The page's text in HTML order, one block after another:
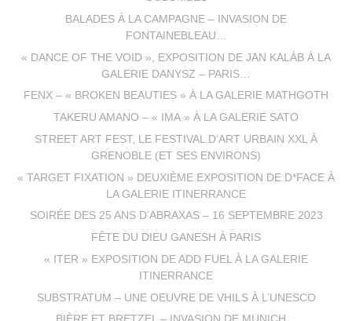
BALADES À LA CAMPAGNE – INVASION DE
FONTAINEBLEAU…
« DANCE OF THE VOID », EXPOSITION DE JAN KALÁB À LA
GALERIE DANYSZ – PARIS…
FENX – « BROKEN BEAUTIES » À LA GALERIE MATHGOTH
TAKERU AMANO – « IMA » À LA GALERIE SATO
STREET ART FEST, LE FESTIVAL D’ART URBAIN XXL À
GRENOBLE (ET SES ENVIRONS)
« TARGET FIXATION » DEUXIÈME EXPOSITION DE D*FACE À
LA GALERIE ITINERRANCE
SOIRÉE DES 25 ANS D’ABRAXAS – 16 SEPTEMBRE 2023
FÊTE DU DIEU GANESH À PARIS
« ITER » EXPOSITION DE ADD FUEL À LA GALERIE
ITINERRANCE
SUBSTRATUM – UNE OEUVRE DE VHILS À L’UNESCO